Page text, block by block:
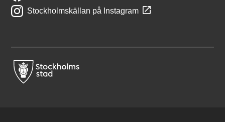
Stockholmskällan på Instagram